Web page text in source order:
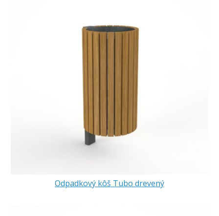
Odpadkový kôš Tubo drevený